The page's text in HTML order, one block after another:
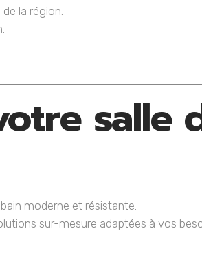
la région.
salle
moderne et résistante.
sur-mesure adaptées à vos